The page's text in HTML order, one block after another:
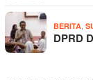
BERITA
DPRD